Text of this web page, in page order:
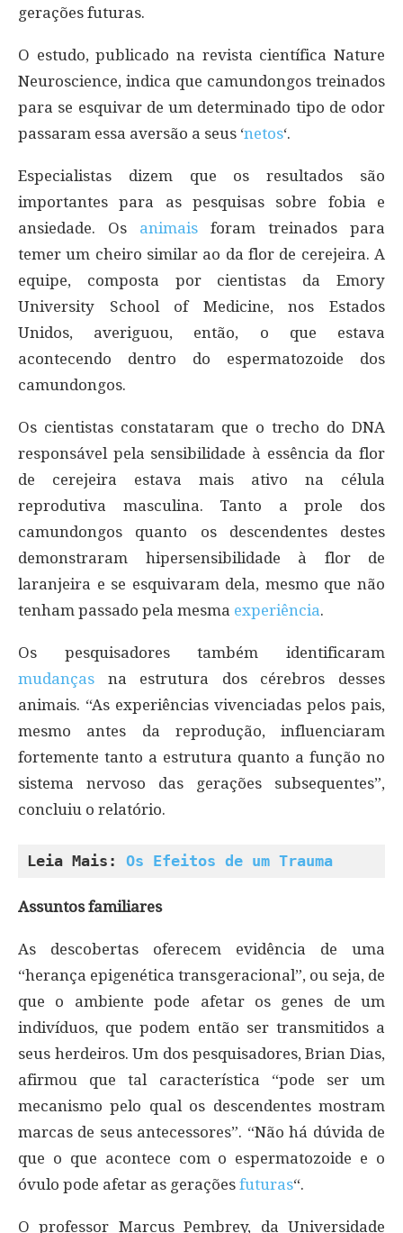
gerações futuras.
O estudo, publicado na revista científica Nature
Neuroscience, indica que camundongos treinados
para se esquivar de um determinado tipo de odor
passaram essa aversão a seus ‘netos‘.
Especialistas dizem que os resultados são
importantes para as pesquisas sobre fobia e
ansiedade. Os animais foram treinados para
temer um cheiro similar ao da flor de cerejeira. A
equipe, composta por cientistas da Emory
University School of Medicine, nos Estados
Unidos, averiguou, então, o que estava
acontecendo dentro do espermatozoide dos
camundongos.
Os cientistas constataram que o trecho do DNA
responsável pela sensibilidade à essência da flor
de cerejeira estava mais ativo na célula
reprodutiva masculina. Tanto a prole dos
camundongos quanto os descendentes destes
demonstraram hipersensibilidade à flor de
laranjeira e se esquivaram dela, mesmo que não
tenham passado pela mesma experiência.
Os pesquisadores também identificaram
mudanças na estrutura dos cérebros desses
animais. “As experiências vivenciadas pelos pais,
mesmo antes da reprodução, influenciaram
fortemente tanto a estrutura quanto a função no
sistema nervoso das gerações subsequentes”,
concluiu o relatório.
Leia Mais: Os Efeitos de um Trauma
Assuntos familiares
As descobertas oferecem evidência de uma
“herança epigenética transgeracional”, ou seja, de
que o ambiente pode afetar os genes de um
indivíduos, que podem então ser transmitidos a
seus herdeiros. Um dos pesquisadores, Brian Dias,
afirmou que tal característica “pode ser um
mecanismo pelo qual os descendentes mostram
marcas de seus antecessores”. “Não há dúvida de
que o que acontece com o espermatozoide e o
óvulo pode afetar as gerações futuras“.
O professor Marcus Pembrey, da Universidade